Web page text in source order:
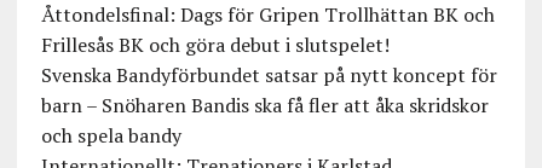
Åttondelsfinal: Dags för Gripen Trollhättan BK och
Frillesås BK och göra debut i slutspelet!
Svenska Bandyförbundet satsar på nytt koncept för
barn – Snöharen Bandis ska få fler att åka skridskor
och spela bandy